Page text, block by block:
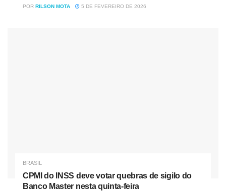
POR RILSON MOTA 5 DE FEVEREIRO DE 2026
BRASIL
CPMI do INSS deve votar quebras de sigilo do
Banco Master nesta quinta-feira